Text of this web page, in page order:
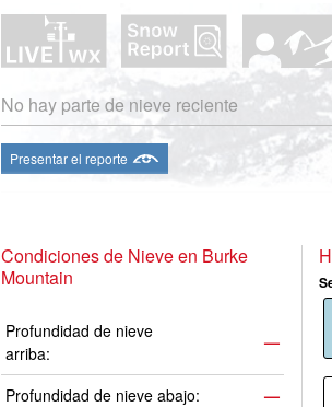
No hay parte de nieve reciente
Presentar el reporte
Condiciones de Nieve en Burke
Mountain
Profundidad de nieve
arriba:
—
Profundidad de nieve abajo:
—